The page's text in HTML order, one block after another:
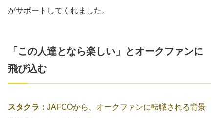
がサポートしてくれました。
「この人達となら楽しい」とオークファンに
飛び込む
スタクラ： JAFCOから、オークファンに転職される背景